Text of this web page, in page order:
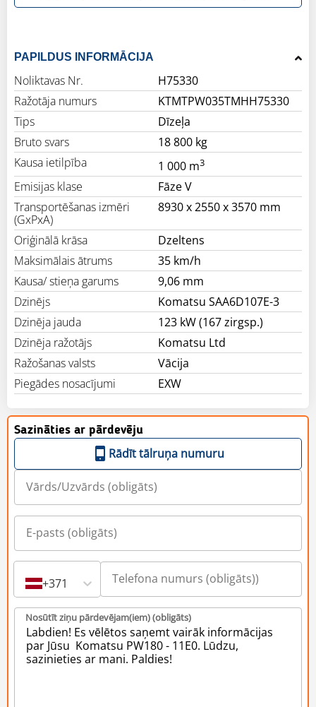
PAPILDUS INFORMĀCIJA
Noliktavas Nr.
H75330
Ražotāja numurs
KTMTPW035TMHH75330
Tips
Dīzeļa
Bruto svars
18 800 kg
Kausa ietilpība
1 000 m3
Emisijas klase
Fāze V
Transportēšanas izmēri
(GxPxA)
8930 x 2550 x 3570 mm
Oriģinālā krāsa
Dzeltens
Maksimālais ātrums
35 km/h
Kausa/ stieņa garums
9,06 mm
Dzinējs
Komatsu SAA6D107E-3
Dzinēja jauda
123 kW (167 zirgsp.)
Dzinēja ražotājs
Komatsu Ltd
Ražošanas valsts
Vācija
Piegādes nosacījumi
EXW
Sazināties ar pārdevēju
Rādīt tālruņa numuru
+371
Nosūtīt ziņu pārdevējam(iem) (obligāts)